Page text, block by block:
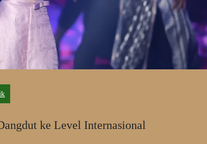
ke Level Internasional